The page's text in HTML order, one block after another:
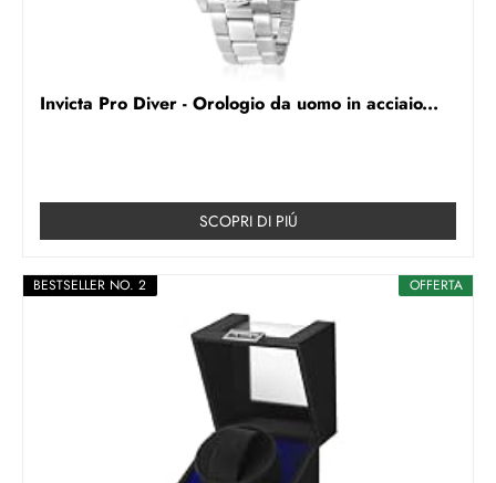
Invicta Pro Diver - Orologio da uomo in acciaio...
SCOPRI DI PIÚ
OFFERTA
BESTSELLER NO. 2